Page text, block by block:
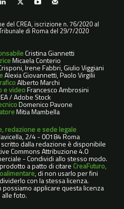
del CREA, iscrizione n. 76/2020 al
di Roma del 29/7/2020
Cristina Giannetti
Micaela Conterio
Irene Fabbri, Giulio Viggiani
Alexia Giovannetti, Paolo Virgilii
Alberto Marchi
e videoFrancesco Ambrosini
/ Adobe Stock
Domenico Pavone
Mitia Mambella
redazione e sede legale
2/4 - 00184 Roma
dalla redazione è disponibile
Commons Attribuzione 4.0
- Condividi allo stesso modo.
a patto di citare CreaFuturo,
, di non usarlo per fini
con la stessa licenza.
applicare questa licenza
alle foto.